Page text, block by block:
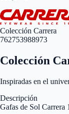
Colección Carrera
762753988973
Colección
Inspiradas en el
Descripción
Gafas de Sol Carrera